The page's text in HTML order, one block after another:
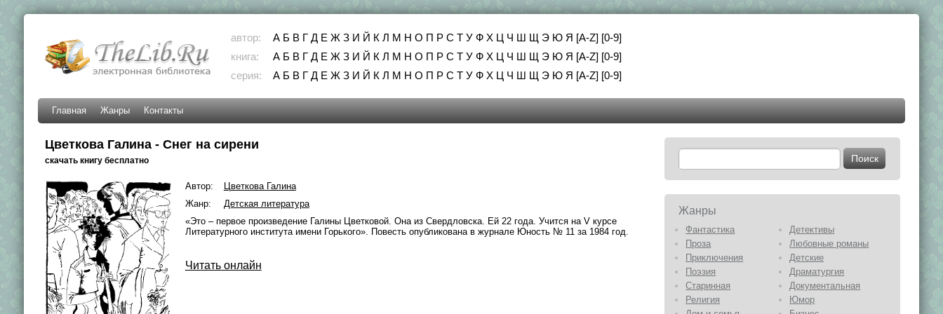
автор: А Б В Г Д Е Ж З И Й К Л М Н О П Р С Т У Ф Х Ц Ч Ш Щ Э Ю Я [A-Z] [0-9]
книга:
А Б В Г Д Е Ж З И Й К Л М Н О П Р С Т У Ф Х Ц Ч Ш Щ Э Ю Я [A-Z] [0-9]
серия:
А Б В Г Д Е Ж З И Й К Л М Н О П Р С Т У Ф Х Ц Ч Ш Щ Э Ю Я [A-Z] [0-9]
Главная Жанры Контакты
Цветкова Галина - Снег на сирени
скачать книгу бесплатно
Автор:
Цветкова Галина
Жанр:
Детская литература
«Это – первое произведение Галины Цветковой. Она из Свердловска. Ей 22 года. Учится на V курсе
Литературного института имени Горького». Повесть опубликована в журнале Юность № 11 за 1984 год.
Читать онлайн
Жанры
Фантастика
Детективы
Проза
Любовные романы
Приключения
Детские
Поэзия
Драматургия
Старинная
Документальная
Религия
Юмор